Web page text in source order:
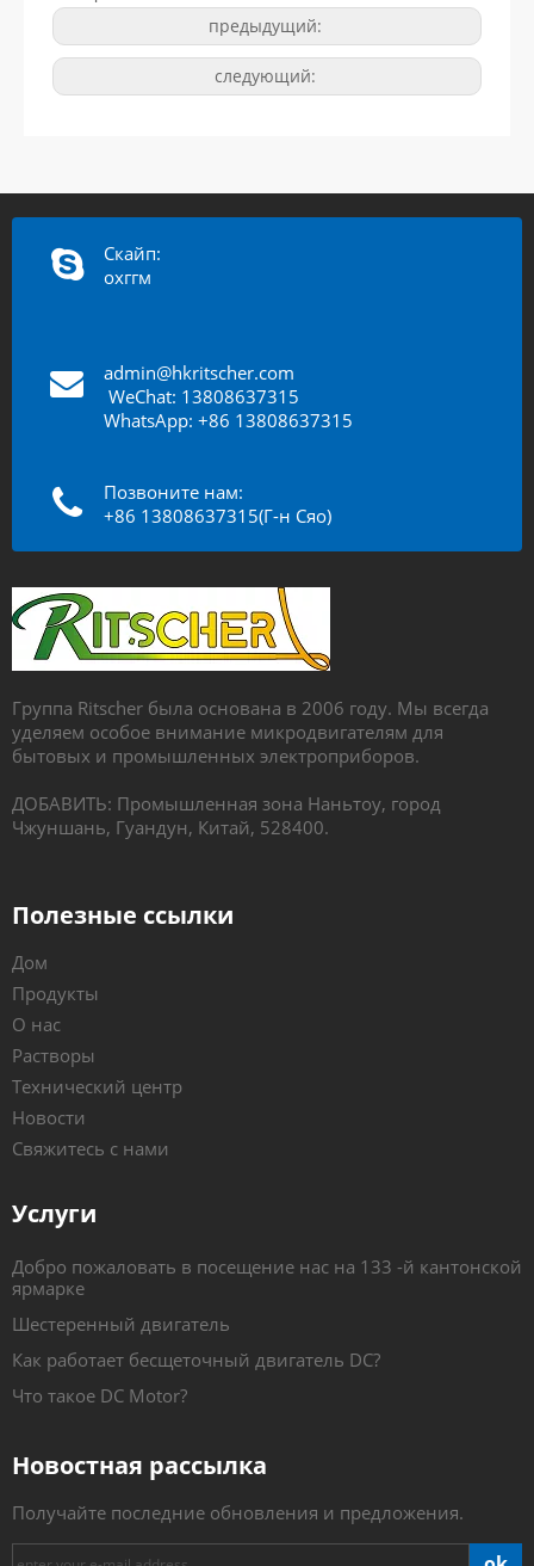
предыдущий:
следующий:
Скайп:
охггм
admin@hkritscher.com
WeChat: 13808637315
WhatsApp: +86 13808637315
Позвоните нам:
+86 13808637315(Г-н Сяо)
Группа Ritscher была основана в 2006 году. Мы всегда
уделяем особое внимание микродвигателям для
бытовых и промышленных электроприборов.
ДОБАВИТЬ: Промышленная зона Наньтоу, город
Чжуншань, Гуандун, Китай, 528400.
Полезные ссылки
Дом
Продукты
О нас
Растворы
Технический центр
Новости
Свяжитесь с нами
Услуги
Добро пожаловать в посещение нас на 133 -й кантонской
ярмарке
Шестеренный двигатель
Как работает бесщеточный двигатель DC?
Что такое DC Motor?
Новостная рассылка
Получайте последние обновления и предложения.